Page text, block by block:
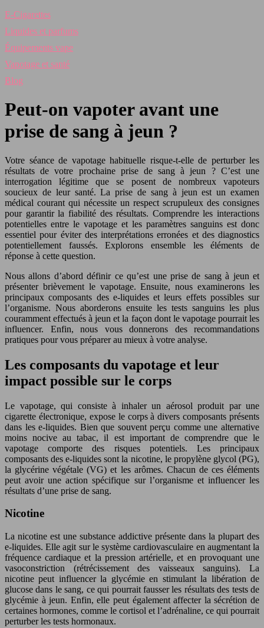
E-Cigarettes
Liquides et parfums
Équipements vape
Vapotage et santé
Blog
Peut-on vapoter avant une
prise de sang à jeun ?
Votre séance de vapotage habituelle risque-t-elle de perturber les
résultats de votre prochaine prise de sang à jeun ? C’est une
interrogation légitime que se posent de nombreux vapoteurs
soucieux de leur santé. La prise de sang à jeun est un examen
médical courant qui nécessite un respect scrupuleux des consignes
pour garantir la fiabilité des résultats. Comprendre les interactions
potentielles entre le vapotage et les paramètres sanguins est donc
essentiel pour éviter des interprétations erronées et des diagnostics
potentiellement faussés. Explorons ensemble les éléments de
réponse à cette question.
Nous allons d’abord définir ce qu’est une prise de sang à jeun et
présenter brièvement le vapotage. Ensuite, nous examinerons les
principaux composants des e-liquides et leurs effets possibles sur
l’organisme. Nous aborderons ensuite les tests sanguins les plus
couramment effectués à jeun et la façon dont le vapotage pourrait les
influencer. Enfin, nous vous donnerons des recommandations
pratiques pour vous préparer au mieux à votre analyse.
Les composants du vapotage et leur
impact possible sur le corps
Le vapotage, qui consiste à inhaler un aérosol produit par une
cigarette électronique, expose le corps à divers composants présents
dans les e-liquides. Bien que souvent perçu comme une alternative
moins nocive au tabac, il est important de comprendre que le
vapotage comporte des risques potentiels. Les principaux
composants des e-liquides sont la nicotine, le propylène glycol (PG),
la glycérine végétale (VG) et les arômes. Chacun de ces éléments
peut avoir une action spécifique sur l’organisme et influencer les
résultats d’une prise de sang.
Nicotine
La nicotine est une substance addictive présente dans la plupart des
e-liquides. Elle agit sur le système cardiovasculaire en augmentant la
fréquence cardiaque et la pression artérielle, et en provoquant une
vasoconstriction (rétrécissement des vaisseaux sanguins). La
nicotine peut influencer la glycémie en stimulant la libération de
glucose dans le sang, ce qui pourrait fausser les résultats des tests de
glycémie à jeun. Enfin, elle peut également affecter la sécrétion de
certaines hormones, comme le cortisol et l’adrénaline, ce qui pourrait
perturber les tests hormonaux.